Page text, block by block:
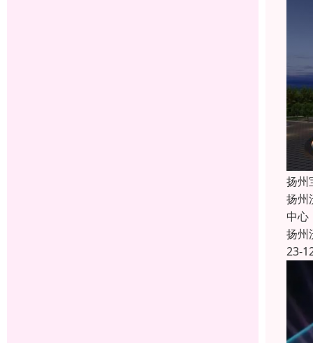
扬州
扬州
中心
扬州
23-